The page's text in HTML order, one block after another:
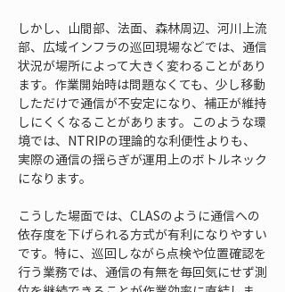
しかし、山間部、法面、森林周辺、河川上流
部、広域インフラの巡回現場などでは、通信
状況が場所によって大きく変わることがあり
ます。作業開始時は問題なくても、少し移動
しただけで通信が不安定になり、補正が維持
しにくくなることがあります。このような環
境では、NTRIPの理論的な利便性よりも、
実際の通信の揺らぎが運用上のボトルネック
になります。
こうした場面では、CLASのように通信への
依存度を下げられる方式が有利になりやすい
です。特に、巡回しながら点検や位置確認を
行う業務では、通信の有無を毎回気にせず測